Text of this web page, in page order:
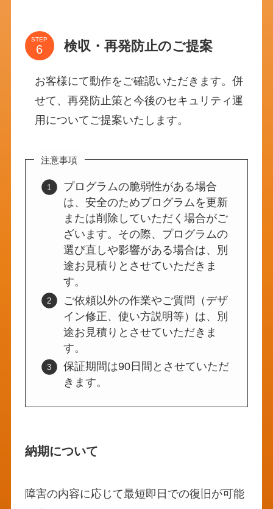
STEP 検収・再発防止のご提案
お客様にて動作をご確認いただきます。併
せて、再発防止策と今後のセキュリティ運
用についてご提案いたします。
注意事項
プログラムの脆弱性がある場合
は、安全のためプログラムを更新
または削除していただく場合がご
ざいます。その際、プログラムの
選び直しや影響がある場合は、別
途お見積りとさせていただきま
す。
ご依頼以外の作業やご質問（デザ
イン修正、使い方説明等）は、別
途お見積りとさせていただきま
す。
保証期間は90日間とさせていただ
きます。
納期について
障害の内容に応じて最短即日での復旧が可能